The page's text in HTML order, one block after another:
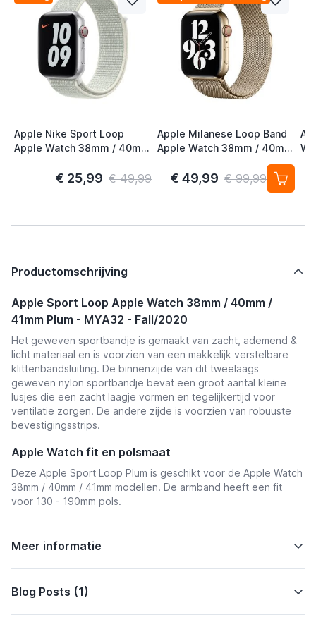
Apple Nike Sport Loop
Apple Watch 38mm / 40mm
€ 25,99 € 49,99
Apple Milanese Loop Band
Apple Watch 38mm / 40mm
/ 41mm / 42mm Gold (2nd
Gen)€ 49,99 € 99,99
Productomschrijving
Apple Sport Loop Apple Watch 38mm / 40mm /
41mm Plum - MYA32 - Fall/2020
Het geweven sportbandje is gemaakt van zacht, ademend &
licht materiaal en is voorzien van een makkelijk verstelbare
klittenbandsluiting. De binnenzijde van dit tweelaags
geweven nylon sportbandje bevat een groot aantal kleine
lusjes die een zacht laagje vormen en tegelijkertijd voor
ventilatie zorgen. De andere zijde is voorzien van robuuste
bevestigingsstrips.
Apple Watch fit en polsmaat
Deze Apple Sport Loop Plum is geschikt voor de Apple Watch
38mm / 40mm / 41mm modellen. De armband heeft een fit
voor 130 - 190mm pols.
Meer informatie
Blog Posts (1)